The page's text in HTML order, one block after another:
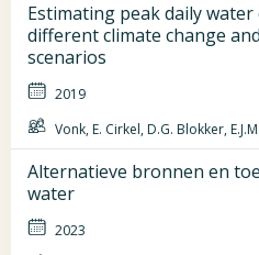
Estimating peak daily
different climate change
scenarios
2019
Vonk, E. Cirkel, D.G. Blokker, E.J.M.
Alternatieve bronnen en
water
2023